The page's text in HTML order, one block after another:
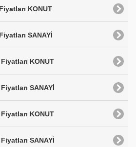
KONUT
SANAYİ
KONUT
SANAYİ
KONUT
SANAYİ